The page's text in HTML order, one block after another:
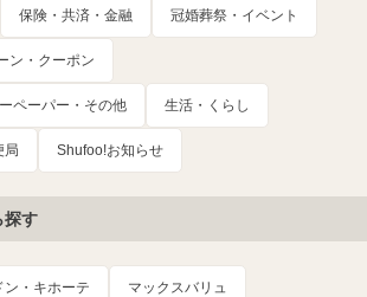
保険・共済・金融 冠婚葬祭・イベント
ン・クーポン
ペーパー・その他 生活・くらし
局 Shufoo!お知らせ
探す
ン・キホーテ マックスバリュ